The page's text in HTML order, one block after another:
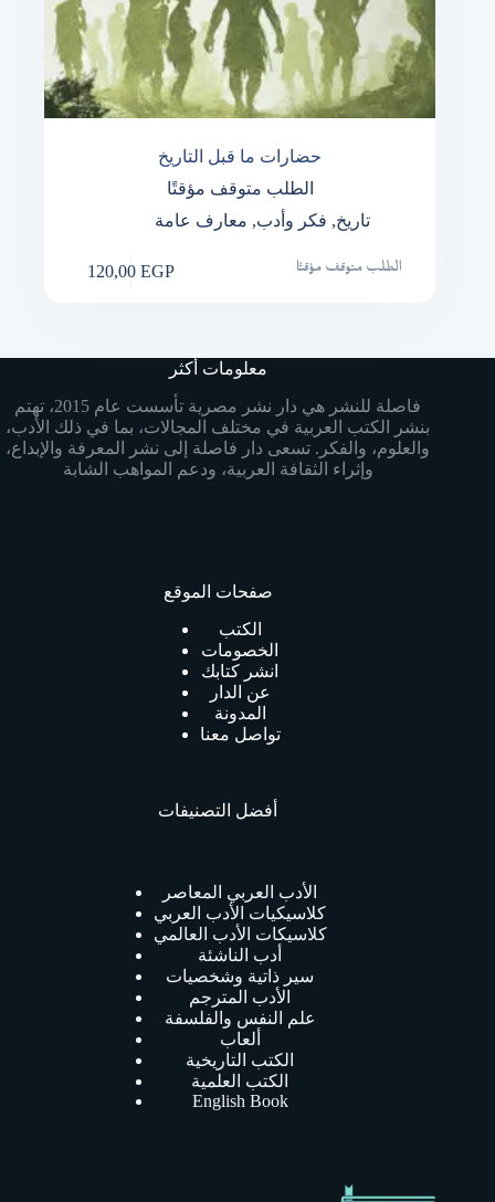
حضارات ما قبل التاريخ
الطلب متوقف مؤقتًا
تاريخ, فكر وأدب, معارف عامة
120,00EGP الطلب متوقف مؤقتًا
معلومات أكثر
فاصلة للنشر هي دار نشر مصرية تأسست عام 2015، تهتم
بنشر الكتب العربية في مختلف المجالات، بما في ذلك الأدب،
والعلوم، والفكر. تسعى دار فاصلة إلى نشر المعرفة والإبداع،
وإثراء الثقافة العربية، ودعم المواهب الشابة
صفحات الموقع
الكتب
الخصومات
انشر كتابك
عن الدار
المدونة
تواصل معنا
أفضل التصنيفات
الأدب العربي المعاصر
كلاسيكيات الأدب العربي
كلاسيكات الأدب العالمي
أدب الناشئة
سير ذاتية وشخصيات
الأدب المترجم
علم النفس والفلسفة
ألعاب
الكتب التاريخية
الكتب العلمية
English Book